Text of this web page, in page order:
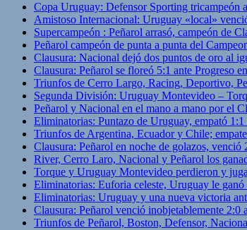
Copa Uruguay: Defensor Sporting tricampeón
Amistoso Internacional: Uruguay «local»
Supercampeón : Peñarol arrasó, campeón de
Peñarol campeón de punta a punta del
Clausura: Nacional dejó dos puntos de oro al
Clausura: Peñarol se floreó 5:1 ante Progreso
Triunfos de Cerro Largo, Racing, Deportivo,
Segunda División: Uruguay Montevideo –
Peñarol y Nacional en el mano a mano por el
Eliminatorias: Puntazo de Uruguay, empató
Triunfos de Argentina, Ecuador y Chile;
Clausura: Peñarol en noche de golazos,
River, Cerro Laro, Nacional y Peñarol los
Torque y Uruguay Montevideo perdieron y
Eliminatorias: Euforia celeste, Uruguay le
Eliminatorias: Uruguay y una nueva victoria
Clausura: Peñarol venció inobjetablemente 2:0
Triunfos de Peñarol, Boston, Defensor,